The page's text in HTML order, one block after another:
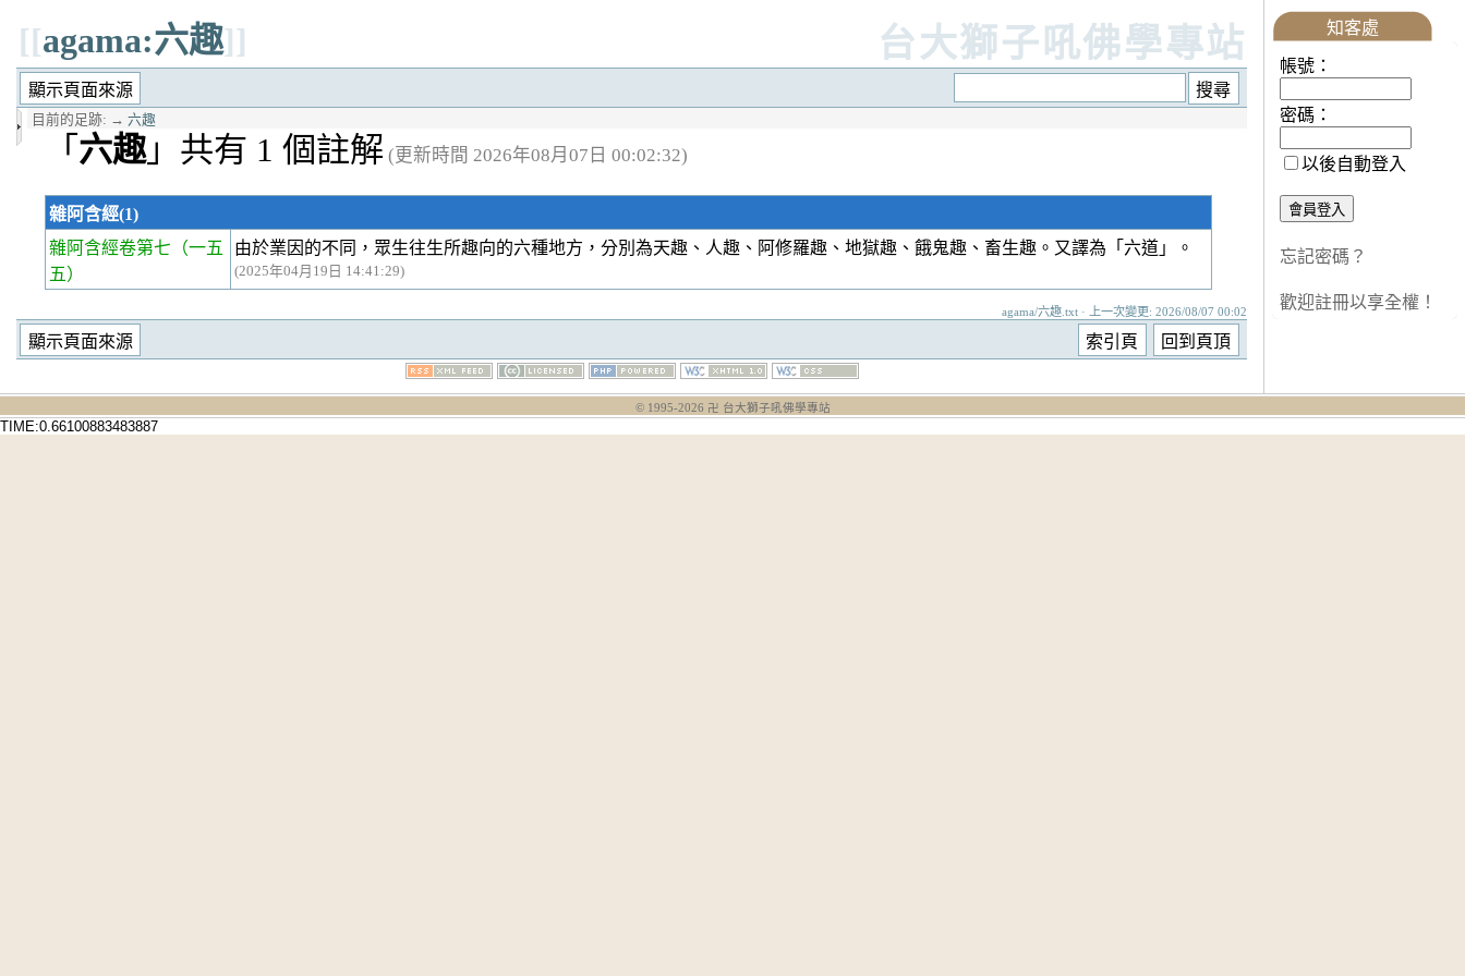
[[agama:六趣]] 台大獅子吼佛學專站
目前的足跡: → 六趣
「 六趣」共有 1 個註解 (更新時間 2026年08月07日 00:02:32)
雜阿含經(1)
雜阿含經卷第七 （一五
五）
由於業因的不同，眾生往生所趣向的六種地方，分別為天趣、人趣、阿修羅趣、地獄趣、餓鬼趣、畜生趣。又譯為「六道」。
(2025年04月19日 14:41:29)
agama/六趣.txt · 上一次變更: 2026/08/07 00:02
知客處
帳號：
密碼：
以後自動登入
忘記密碼？
歡迎註冊以享全權！
© 1995-2026 卍 台大獅子吼佛學專站
TIME:0.66100883483887